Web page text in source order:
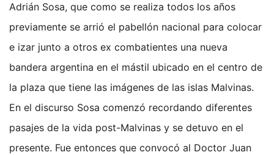
Adrián Sosa, que como se realiza todos los años
previamente se arrió el pabellón nacional para colocar
e izar junto a otros ex combatientes una nueva
bandera argentina en el mástil ubicado en el centro de
la plaza que tiene las imágenes de las islas Malvinas.
En el discurso Sosa comenzó recordando diferentes
pasajes de la vida post-Malvinas y se detuvo en el
presente. Fue entonces que convocó al Doctor Juan